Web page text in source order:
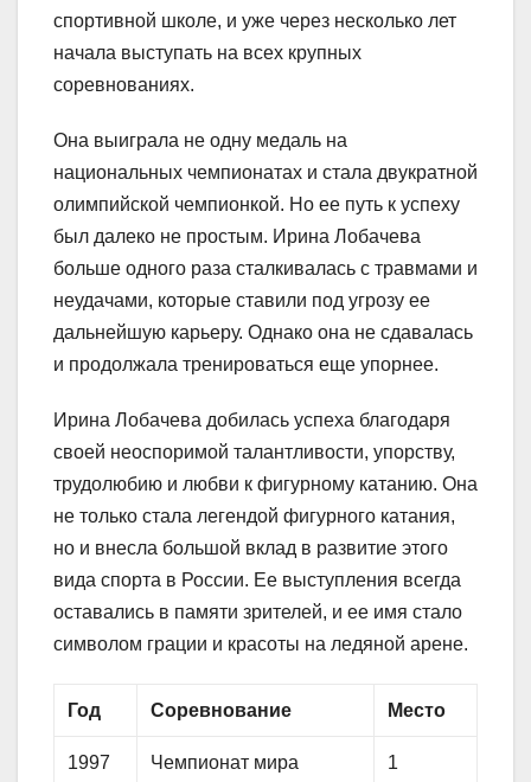
спортивной школе, и уже через несколько лет
начала выступать на всех крупных
соревнованиях.
Она выиграла не одну медаль на
национальных чемпионатах и стала двукратной
олимпийской чемпионкой. Но ее путь к успеху
был далеко не простым. Ирина Лобачева
больше одного раза сталкивалась с травмами и
неудачами, которые ставили под угрозу ее
дальнейшую карьеру. Однако она не сдавалась
и продолжала тренироваться еще упорнее.
Ирина Лобачева добилась успеха благодаря
своей неоспоримой талантливости, упорству,
трудолюбию и любви к фигурному катанию. Она
не только стала легендой фигурного катания,
но и внесла большой вклад в развитие этого
вида спорта в России. Ее выступления всегда
оставались в памяти зрителей, и ее имя стало
символом грации и красоты на ледяной арене.
Год Соревнование Место
1997 Чемпионат мира 1